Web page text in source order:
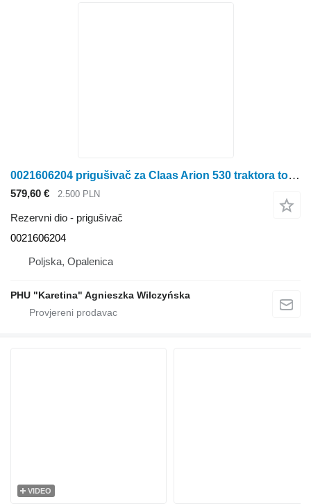
0021606204 prigušivač za Claas Arion 530 traktora točkaša
579,60 € 2.500 PLN
Rezervni dio - prigušivač
0021606204
Poljska, Opalenica
PHU "Karetina" Agnieszka Wilczyńska
VIDEO